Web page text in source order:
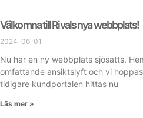
Välkomna till Rivals nya webbplats!
2024-06-01
Nu har en ny webbplats sjösatts.
omfattande ansiktslyft och vi
tidigare kundportalen hittas nu
Läs mer »